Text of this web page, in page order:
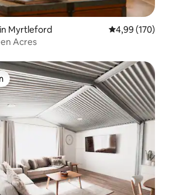
Myrtleford Gemiddelde
4,99 (170)
Acres